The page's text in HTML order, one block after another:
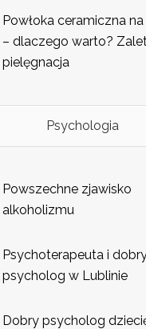
Powłoka ceramiczna
– dlaczego warto?
pielęgnacja
Psychologia
Powszechne zjawisko
alkoholizmu
Psychoterapeuta i
psycholog w Lublinie
Dobry psycholog